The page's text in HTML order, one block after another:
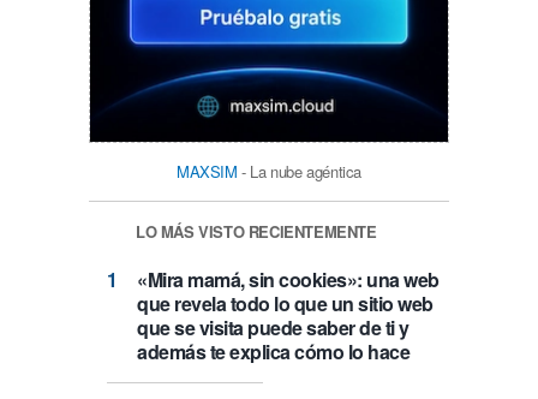
MAXSIM - La nube agéntica
LO MÁS VISTO RECIENTEMENTE
«Mira mamá, sin cookies»: una web
que revela todo lo que un sitio web
que se visita puede saber de ti y
además te explica cómo lo hace